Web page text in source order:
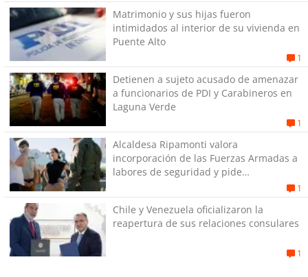
Matrimonio y sus hijas fueron
intimidados al interior de su vivienda en
Puente Alto
1
Detienen a sujeto acusado de amenazar
a funcionarios de PDI y Carabineros en
Laguna Verde
1
Alcaldesa Ripamonti valora
incorporación de las Fuerzas Armadas a
labores de seguridad y pide
1
Chile y Venezuela oficializaron la
reapertura de sus relaciones consulares
1